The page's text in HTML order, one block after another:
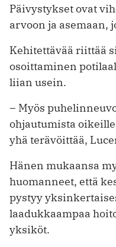
Päivystykset ovat
arvoon ja asemaan,
Kehitettävää riittää
osoittaminen
liian usein.
– Myös
ohjautumista
yhä terävöittää,
Hänen mukaansa
huomanneet, että
pystyy
laadukkaampaa
yksiköt.